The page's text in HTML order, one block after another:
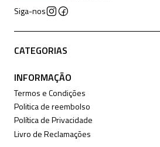
Siga-nos
CATEGORIAS
INFORMAÇÃO
Termos e Condições
Politica de reembolso
Política de Privacidade
Livro de Reclamações